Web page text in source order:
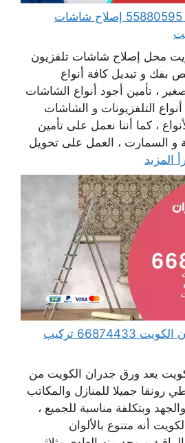
فني تصليح تلفزيونات 55880595 إصلاح شاشات
محل إصلاح شاشات تلفزيون
بفك و تبديل كافة أنواع
، تأمين أجود أنواع الشاشات
التلفزيونات و الشاشات
، كما أننا نعمل على تأمين
و السمارت ، العمل على تحويل
المزيد
فني تركيب ورق جدران الكويت 66874433 تركيب
يعد ورق جدران الكويت من
رونقا جميلا للمنازل والمكاتب
وبتكلفة مناسبة للجميع ،
أنه متنوع بالألوان